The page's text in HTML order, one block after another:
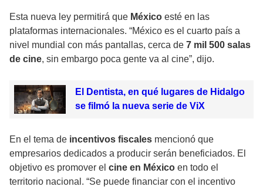
Esta nueva ley permitirá que México esté en las
plataformas internacionales. “México es el cuarto país a
nivel mundial con más pantallas, cerca de 7 mil 500 salas
de cine, sin embargo poca gente va al cine”, dijo.
El Dentista, en qué lugares de Hidalgo
se filmó la nueva serie de ViX
En el tema de incentivos fiscales mencionó que
empresarios dedicados a producir serán beneficiados. El
objetivo es promover el cine en México en todo el
territorio nacional. “Se puede financiar con el incentivo